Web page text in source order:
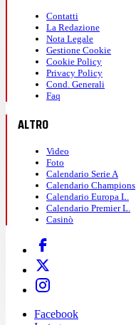
Contatti
La Redazione
Nota Legale
Gestione Cookie
Cookie Policy
Privacy Policy
Cond. Generali
Faq
ALTRO
Video
Foto
Calendario Serie A
Calendario Champions
Calendario Europa L.
Calendario Premier L.
Casinò
Facebook